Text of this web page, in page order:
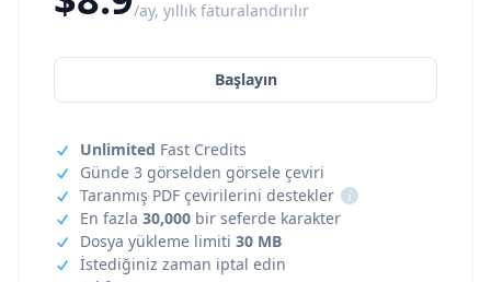
/ay, yıllık faturalandırılır
Başlayın
Unlimited Fast Credits
Günde 3 görselden görsele çeviri
Taranmış PDF çevirilerini destekler
i
En fazla 30,000 bir seferde karakter
Dosya yükleme limiti 30 MB
İstediğiniz zaman iptal edin